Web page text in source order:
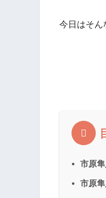
今日はそん
市原
市原